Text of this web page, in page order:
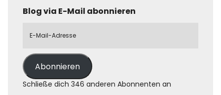
Blog via E-Mail abonnieren
Abonnieren
Schließe dich 346 anderen Abonnenten an